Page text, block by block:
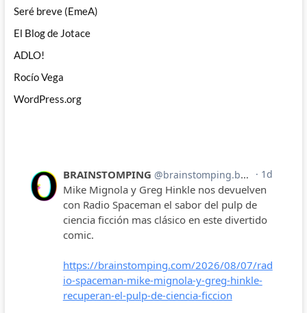
Seré breve (EmeA)
El Blog de Jotace
ADLO!
Rocío Vega
WordPress.org